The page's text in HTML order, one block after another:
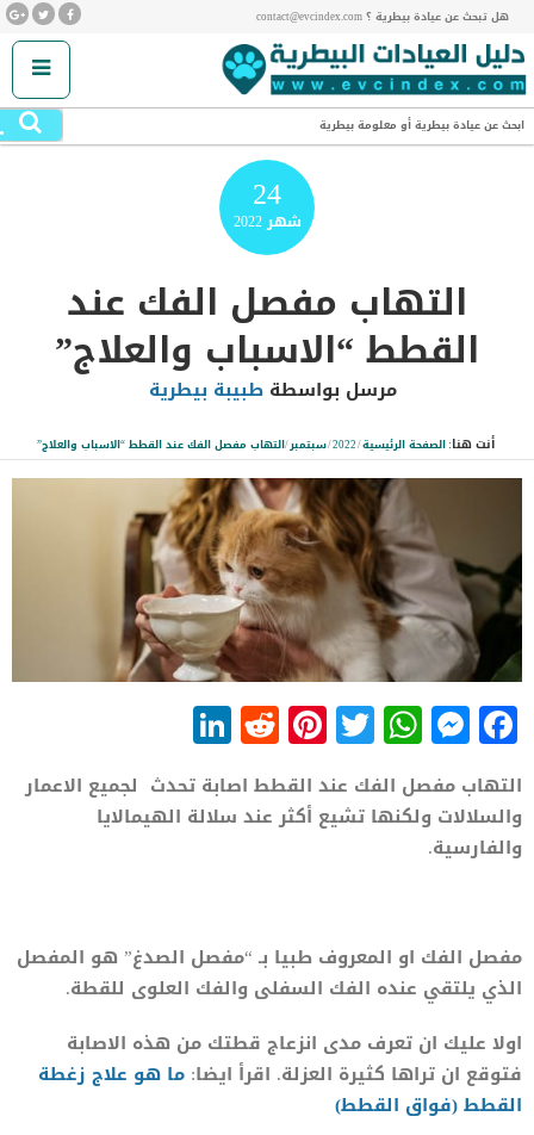
هل تبحث عن عيادة بيطرية ؟ contact@evcindex.com
ابحث عن عيادة بيطرية أو معلومة بيطرية
24
شهر2022
التهاب مفصل الفك عند
القطط “الاسباب والعلاج”
مرسل بواسطة طبيبة بيطرية
أنت هنا:الصفحة الرئيسية/
2022
/سبتمبر/التهاب مفصل الفك عند القطط “الاسباب والعلاج”
Facebook
Messenger
WhatsApp
Twitter
Pinterest
Reddit
التهاب مفصل الفك عند القطط اصابة تحدث لجميع الاعمار
والسلالات ولكنها تشيع أكثر عند سلالة الهيمالايا
والفارسية.
مفصل الفك او المعروف طبيا بـ “مفصل الصدغ” هو المفصل
الذي يلتقي عنده الفك السفلى والفك العلوى للقطة.
اولا عليك ان تعرف مدى انزعاج قطتك من هذه الاصابة
فتوقع ان تراها كثيرة العزلة. اقرأ ايضا: ما هو علاج زغطة
القطط (فواق القطط)